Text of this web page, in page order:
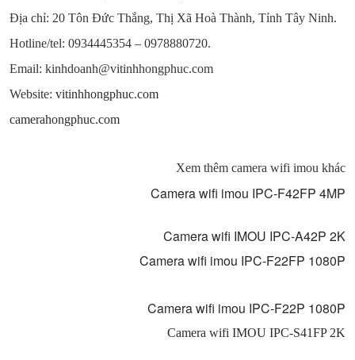
Địa chỉ: 20 Tôn Đức Thắng, Thị Xã Hoà Thành, Tỉnh Tây Ninh.
Hotline/tel: 0934445354 – 0978880720.
Email: kinhdoanh@vitinhhongphuc.com
Website: vitinhhongphuc.com
camerahongphuc.com
Xem thêm camera wifi imou khác
Camera wifi imou IPC-F42FP 4MP
Camera wifi IMOU IPC-A42P 2K
Camera wifi imou IPC-F22FP 1080P
Camera wifi imou IPC-F22P 1080P
Camera wifi IMOU IPC-S41FP 2K